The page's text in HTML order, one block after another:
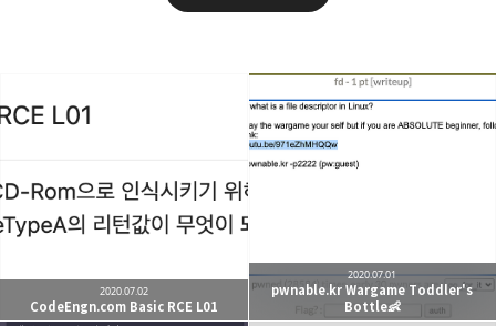
CodeEngn.com Basic RCE L01
2020.07.02
pwnable.kr Wargame Toddler's
Bottle👶
2020.07.01